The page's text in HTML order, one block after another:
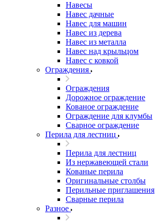
Навесы
Навес дачные
Навес для машин
Навес из дерева
Навес из металла
Навес над крыльцом
Навес с ковкой
Ограждения
Ограждения
Дорожное ограждение
Кованое ограждение
Ограждение для клумбы
Сварное ограждение
Перила для лестниц
Перила для лестниц
Из нержавеющей стали
Кованые перила
Оригинальные столбы
Перильные приглашения
Сварные перила
Разное